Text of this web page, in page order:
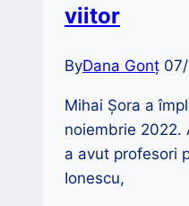
viitor
ByDana Gonț
Mihai Șora a
noiembrie 2022.
a avut profesori
Ionescu,